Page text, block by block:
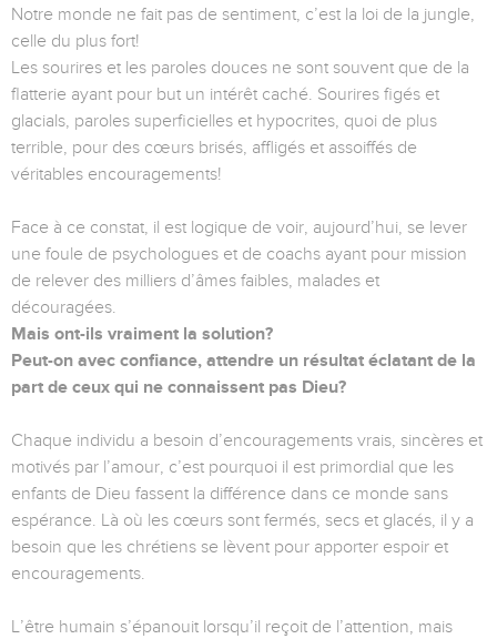
Notre monde ne fait pas de sentiment, c’est la loi de la jungle,
celle du plus fort!
Les sourires et les paroles douces ne sont souvent que de la
flatterie ayant pour but un intérêt caché. Sourires figés et
glacials, paroles superficielles et hypocrites, quoi de plus
terrible, pour des cœurs brisés, affligés et assoiffés de
véritables encouragements!
Face à ce constat, il est logique de voir, aujourd’hui, se lever
une foule de psychologues et de coachs ayant pour mission
de relever des milliers d’âmes faibles, malades et
découragées.
Mais ont-ils vraiment la solution?
Peut-on avec confiance, attendre un résultat éclatant de la
part de ceux qui ne connaissent pas Dieu?
Chaque individu a besoin d’encouragements vrais, sincères et
motivés par l’amour, c’est pourquoi il est primordial que les
enfants de Dieu fassent la différence dans ce monde sans
espérance. Là où les cœurs sont fermés, secs et glacés, il y a
besoin que les chrétiens se lèvent pour apporter espoir et
encouragements.
L’être humain s’épanouit lorsqu’il reçoit de l’attention, mais